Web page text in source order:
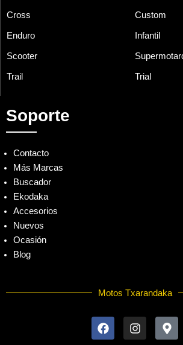
Cross Custom
Enduro Infantil
Scooter
Trail Trial
Soporte
Contacto
Más Marcas
Buscador
Ekodaka
Accesorios
Nuevos
Ocasión
Blog
Motos Txarandaka
a
c
n
s
a
p